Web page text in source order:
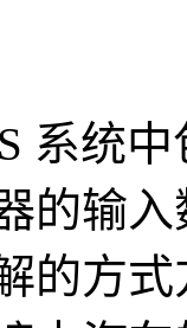
系统
的输
的方